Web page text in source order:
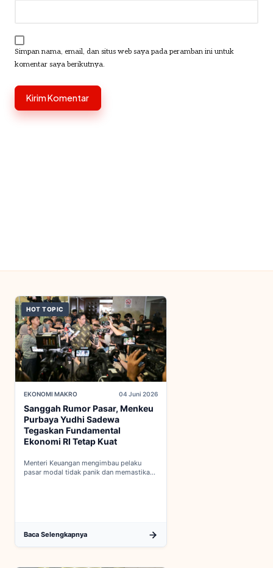
Simpan nama, email, dan situs web saya pada peramban ini untuk
komentar saya berikutnya.
HOT TOPIC
EKONOMI MAKRO 04 Juni 2026
Sanggah Rumor Pasar, Menkeu
Purbaya Yudhi Sadewa
Tegaskan Fundamental
Ekonomi RI Tetap Kuat
Menteri Keuangan mengimbau pelaku
pasar modal tidak panik dan memastikan
Baca Selengkapnya